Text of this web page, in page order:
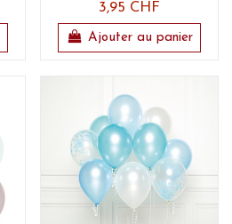
3,95 CHF
Ajouter au panier